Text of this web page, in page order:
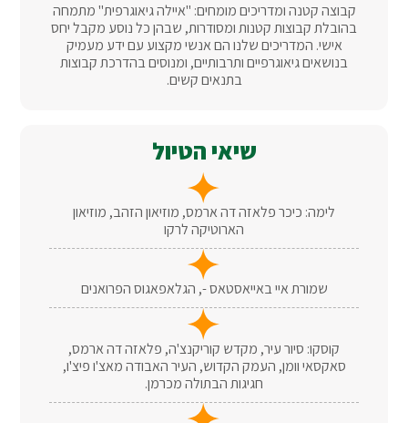
קבוצה קטנה ומדריכים מומחים: "איילה גיאוגרפית" מתמחה
בהובלת קבוצות קטנות ומסודרות, שבהן כל נוסע מקבל יחס
אישי. המדריכים שלנו הם אנשי מקצוע עם ידע מעמיק
בנושאים גיאוגרפיים ותרבותיים, ומנוסים בהדרכת קבוצות
בתנאים קשים.
שיאי הטיול
לימה: כיכר פלאזה דה ארמס, מוזיאון הזהב, מוזיאון
הארוטיקה לרקו
שמורת איי באייאסטאס -, הגלאפאגוס הפרואנים
קוסקו: סיור עיר, מקדש קוריקנצ'ה, פלאזה דה ארמס,
סאקסאי וומן, העמק הקדוש, העיר האבודה מאצ'ו פיצ'ו,
חגיגות הבתולה מכרמן.